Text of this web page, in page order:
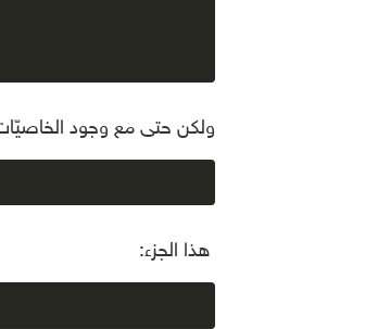
ولكن حتى مع وجود
هذا الجزء: